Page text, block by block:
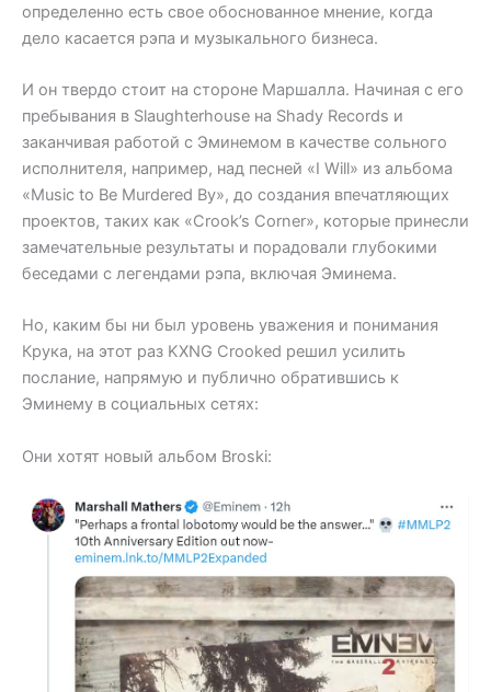
определенно есть свое обоснованное мнение, когда
дело касается рэпа и музыкального бизнеса.
И он твердо стоит на стороне Маршалла. Начиная с его
пребывания в Slaughterhouse на Shady Records и
заканчивая работой с Эминемом в качестве сольного
исполнителя, например, над песней «I Will» из альбома
«Music to Be Murdered By», до создания впечатляющих
проектов, таких как «Crook’s Corner», которые принесли
замечательные результаты и порадовали глубокими
беседами с легендами рэпа, включая Эминема.
Но, каким бы ни был уровень уважения и понимания
Крука, на этот раз KXNG Crooked решил усилить
послание, напрямую и публично обратившись к
Эминему в социальных сетях:
Они хотят новый альбом Broski: